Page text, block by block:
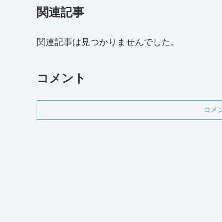
関連記事
関連記事は見つかりませんでした。
コメント
コメ